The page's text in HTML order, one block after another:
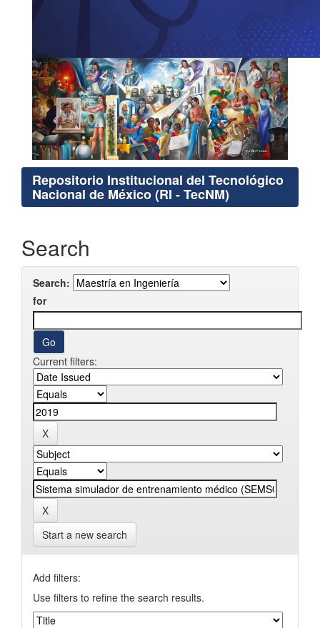
Repositorio Institucional del Tecnológico
Nacional de México (RI - TecNM)
Search
Search:
for
Current filters:
Start a new search
Add filters:
Use filters to refine the search results.